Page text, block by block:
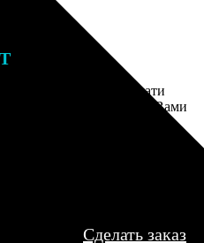
заказа к печати
могут связаться с Вами
Сделать заказ